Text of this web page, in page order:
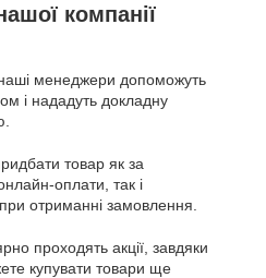
компанії
менеджери допоможуть
і нададуть докладну
товар як за
оплати, так і
отриманні замовлення.
проходять акції, завдяки
купувати товари ще